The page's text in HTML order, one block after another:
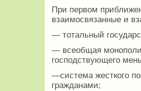
При первом
взаимосвязанные и
— тотальный
— всеобщая
господствующего
—система жесткого
гражданами;